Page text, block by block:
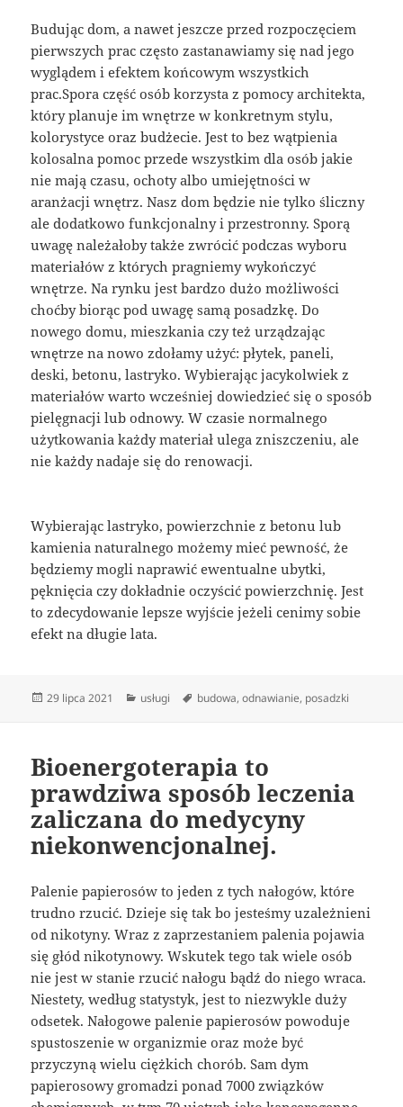
Budując dom, a nawet jeszcze przed rozpoczęciem
pierwszych prac często zastanawiamy się nad jego
wyglądem i efektem końcowym wszystkich
prac.Spora część osób korzysta z pomocy architekta,
który planuje im wnętrze w konkretnym stylu,
kolorystyce oraz budżecie. Jest to bez wątpienia
kolosalna pomoc przede wszystkim dla osób jakie
nie mają czasu, ochoty albo umiejętności w
aranżacji wnętrz. Nasz dom będzie nie tylko śliczny
ale dodatkowo funkcjonalny i przestronny. Sporą
uwagę należałoby także zwrócić podczas wyboru
materiałów z których pragniemy wykończyć
wnętrze. Na rynku jest bardzo dużo możliwości
choćby biorąc pod uwagę samą posadzkę. Do
nowego domu, mieszkania czy też urządzając
wnętrze na nowo zdołamy użyć: płytek, paneli,
deski, betonu, lastryko. Wybierając jacykolwiek z
materiałów warto wcześniej dowiedzieć się o sposób
pielęgnacji lub odnowy. W czasie normalnego
użytkowania każdy materiał ulega zniszczeniu, ale
nie każdy nadaje się do renowacji.
Wybierając lastryko, powierzchnie z betonu lub
kamienia naturalnego możemy mieć pewność, że
będziemy mogli naprawić ewentualne ubytki,
pęknięcia czy dokładnie oczyścić powierzchnię. Jest
to zdecydowanie lepsze wyjście jeżeli cenimy sobie
efekt na długie lata.
Data
29 lipca 2021 Kategorie
usługi Tagi
budowa,odnawianie, posadzki
Bioenergoterapia to
prawdziwa sposób leczenia
zaliczana do medycyny
niekonwencjonalnej.
Palenie papierosów to jeden z tych nałogów, które
trudno rzucić. Dzieje się tak bo jesteśmy uzależnieni
od nikotyny. Wraz z zaprzestaniem palenia pojawia
się głód nikotynowy. Wskutek tego tak wiele osób
nie jest w stanie rzucić nałogu bądź do niego wraca.
Niestety, według statystyk, jest to niezwykle duży
odsetek. Nałogowe palenie papierosów powoduje
spustoszenie w organizmie oraz może być
przyczyną wielu ciężkich chorób. Sam dym
papierosowy gromadzi ponad 7000 związków